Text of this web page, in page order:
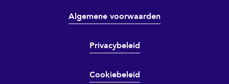
Algemene voorwaarden
Privacybeleid
Cookiebeleid